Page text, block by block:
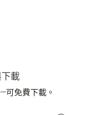
載
可免費下載。